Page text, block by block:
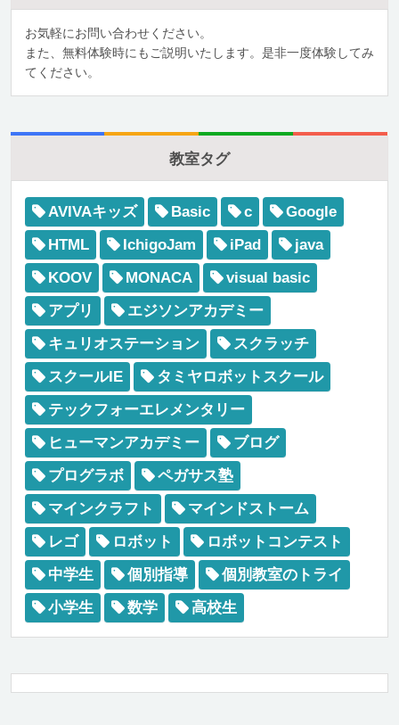
お気軽にお問い合わせください。
また、無料体験時にもご説明いたします。是非一度体験してみ
てください。
教室タグ
AVIVAキッズ Basic c
Google
HTML
IchigoJam iPad
java
KOOV
MONACA
visual basic
アプリ
エジソンアカデミー
キュリオステーション
スクラッチ
スクールIE
タミヤロボットスクール
テックフォーエレメンタリー
ヒューマンアカデミー
ブログ
プログラボ
ペガサス塾
マインクラフト
マインドストーム
レゴ
ロボット
ロボットコンテスト
中学生
個別指導
個別教室のトライ
小学生
数学 高校生